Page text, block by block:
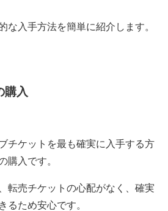
な入手方法を簡単に紹介します。
購入
チケットを最も確実に入手する方
購入です。
転売チケットの心配がなく、確実
るため安心です。